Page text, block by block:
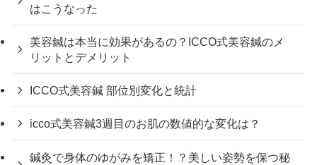
はこうなった
美容鍼は本当に効果があるの？ICCO式美容鍼のメ
リットとデメリット
ICCO式美容鍼 部位別変化と統計
icco式美容鍼3週目のお肌の数値的な変化は？
鍼灸で身体のゆがみを矯正！？美しい姿勢を保つ秘